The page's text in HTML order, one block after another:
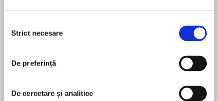
consimțământului
Strict necesare
De preferință
De cercetare și analitice
In his groundbreaking books The Divine
Conspiracy, The Great Omission, Knowing
Disciplines, The Divine Conspiracy Continued,
philosopher, and spiritual guide Dallas Willard
În acest moment nu există recenzii
Dallas Willard
Southern California's School of Philosophy until